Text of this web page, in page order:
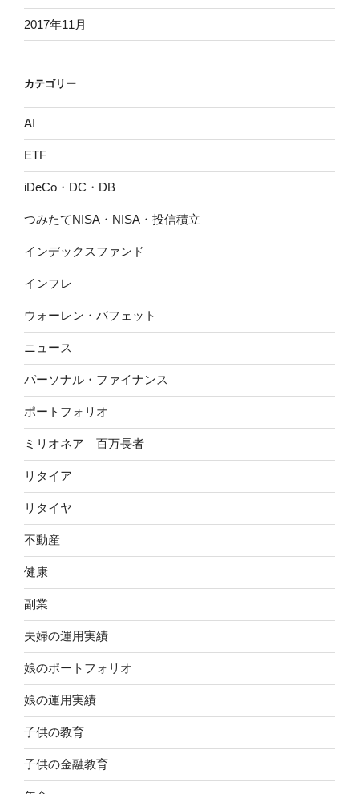
2017年11月
カテゴリー
AI
ETF
iDeCo・DC・DB
つみたてNISA・NISA・投信積立
インデックスファンド
インフレ
ウォーレン・バフェット
ニュース
パーソナル・ファイナンス
ポートフォリオ
ミリオネア 百万長者
リタイア
リタイヤ
不動産
健康
副業
夫婦の運用実績
娘のポートフォリオ
娘の運用実績
子供の教育
子供の金融教育